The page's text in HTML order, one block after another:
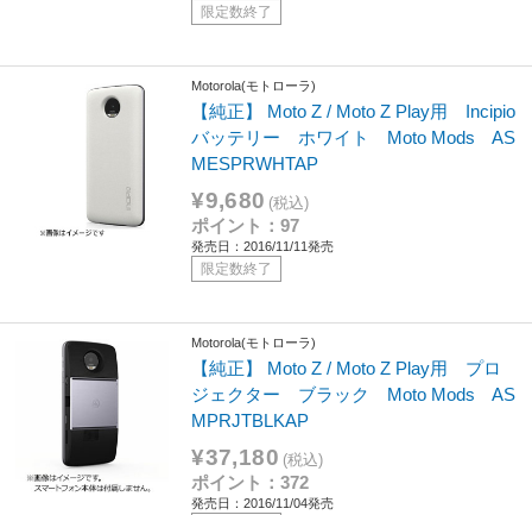
限定数終了
Motorola(モトローラ)
【純正】 Moto Z / Moto Z Play用 Incipio
バッテリー ホワイト Moto Mods AS
MESPRWHTAP
¥9,680 (税込)
ポイント：97
発売日：2016/11/11発売
限定数終了
Motorola(モトローラ)
【純正】 Moto Z / Moto Z Play用 プロ
ジェクター ブラック Moto Mods AS
MPRJTBLKAP
¥37,180 (税込)
ポイント：372
発売日：2016/11/04発売